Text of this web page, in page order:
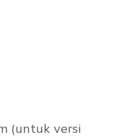
(untuk versi